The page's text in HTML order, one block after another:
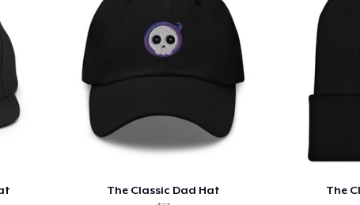
The Classic Dad Hat The
item aan winkelwagen toegevoegd
Ga door naar de Kassa
Snapback | Yupoong 6089M